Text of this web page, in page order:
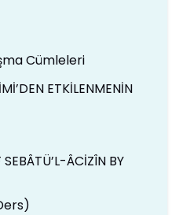
Cümleleri
ETKİLENMENİN
ÂCİZÎN BY